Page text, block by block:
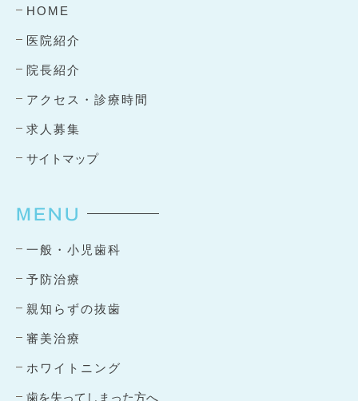
HOME
医院紹介
院長紹介
アクセス・診療時間
求人募集
サイトマップ
MENU
一般・小児歯科
予防治療
親知らずの抜歯
審美治療
ホワイトニング
歯を失ってしまった方へ